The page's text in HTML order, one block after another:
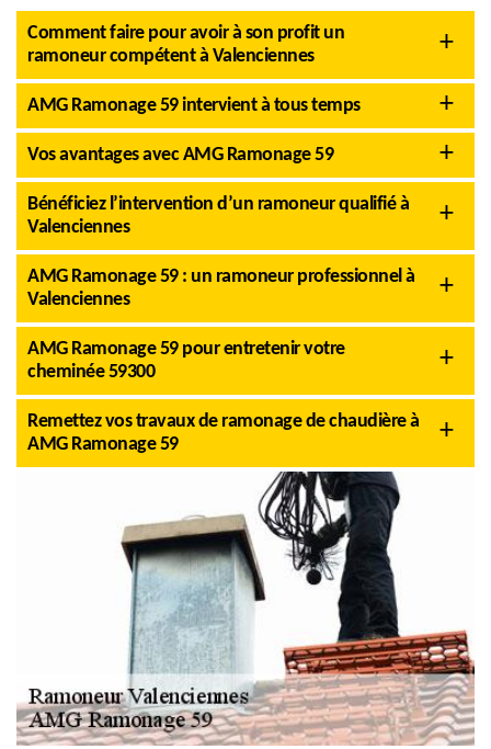
Comment faire pour avoir à son profit un
ramoneur compétent à Valenciennes
AMG Ramonage 59 intervient à tous temps
Vos avantages avec AMG Ramonage 59
Bénéficiez l’intervention d’un ramoneur qualifié à
Valenciennes
AMG Ramonage 59 : un ramoneur professionnel à
Valenciennes
AMG Ramonage 59 pour entretenir votre
cheminée 59300
Remettez vos travaux de ramonage de chaudière à
AMG Ramonage 59